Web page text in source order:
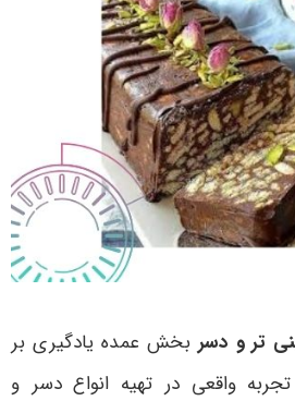
تر و دسر بخش عمده یادگیری بر
واقعی در تهیه انواع دسر و